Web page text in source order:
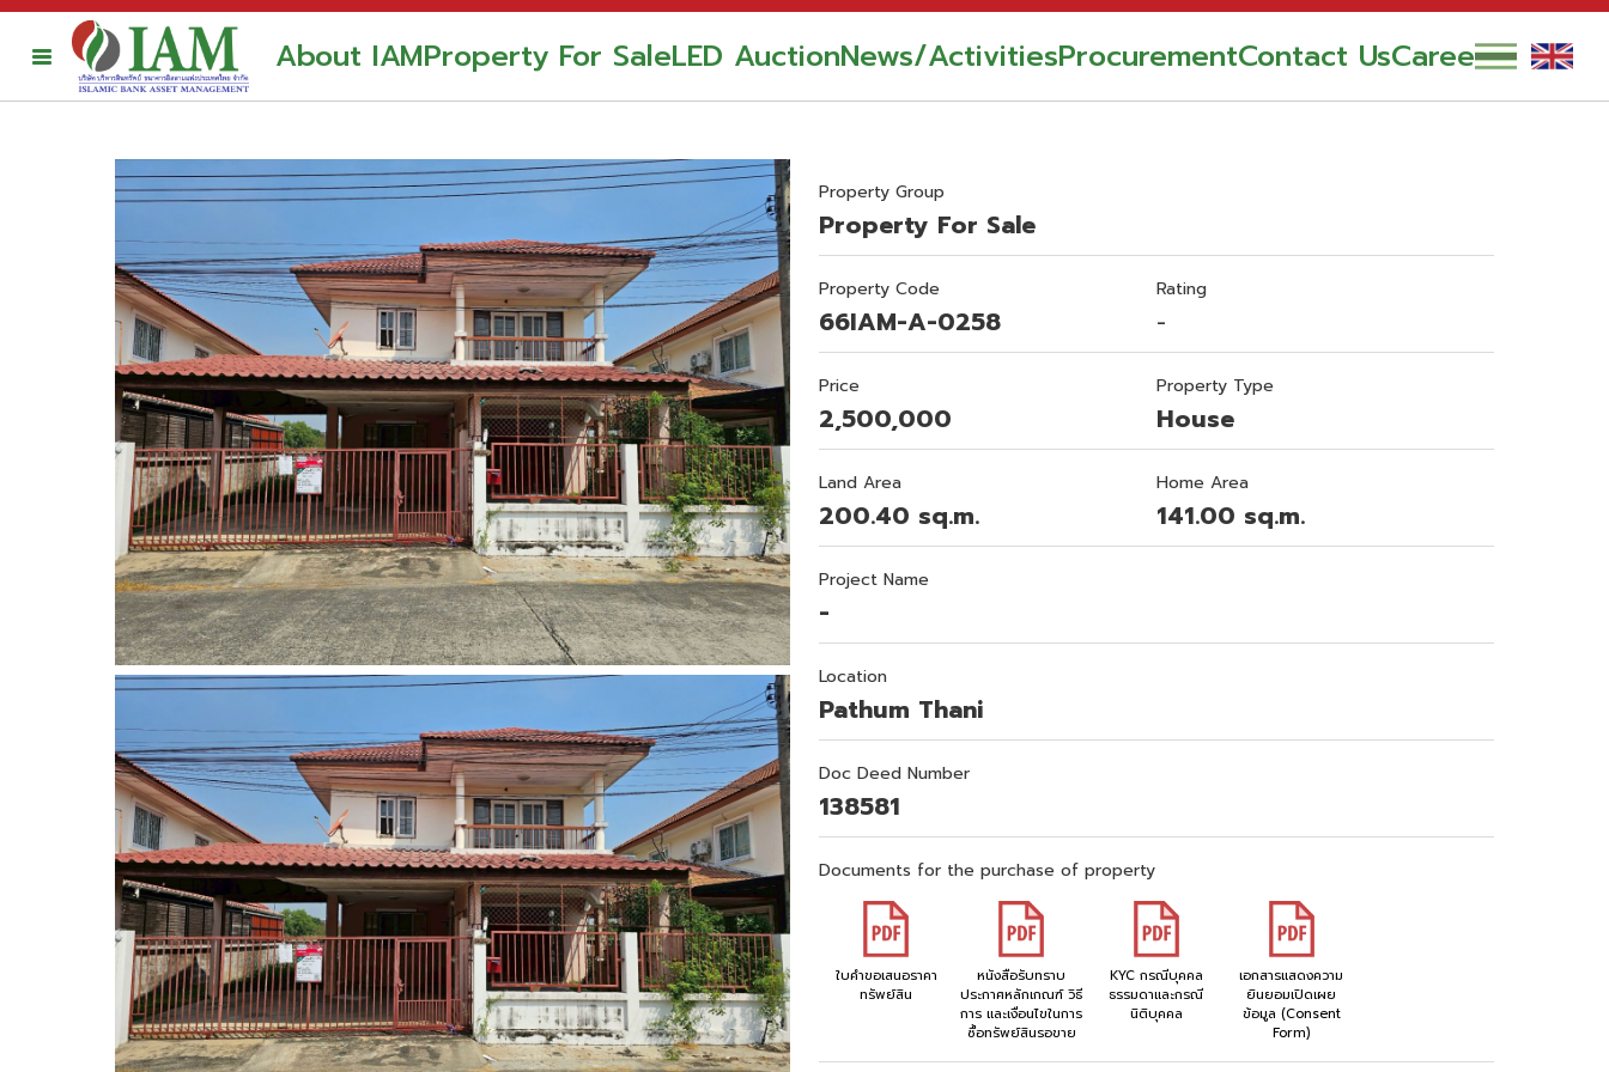
About IAMProperty For SaleLED AuctionNews/ActivitiesProcurementContact UsCareer
Property Group
Property For Sale
Property Code
66IAM-A-0258
Rating
-
Price
2,500,000
Property Type
House
Land Area
200.40 sq.m.
Home Area
141.00 sq.m.
Project Name
-
Location
Pathum Thani
Doc Deed Number
138581
Documents for the purchase of property
ใบคำขอเสนอราคา
ทรัพย์สิน
หนังสือรับทราบ
ประกาศหลักเกณฑ์ วิธี
การ และเงื่อนไขในการ
ซื้อทรัพย์สินรอขาย
KYC กรณีบุคคล
ธรรมดาและกรณี
นิติบุคคล
เอกสารแสดงความ
ยินยอมเปิดเผย
ข้อมูล (Consent
Form)